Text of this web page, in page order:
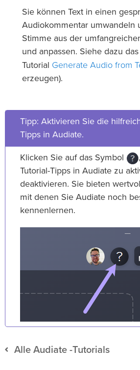
Sie können Text in einen
Audiokommentar umwandeln
Stimme aus der
und anpassen. Siehe dazu
Tutorial Generate Audio from
erzeugen).
Tipp: Aktivieren Sie die
Tipps in Audiate.
Klicken Sie auf das Symbol
Tutorial-Tipps in Audiate zu
deaktivieren. Sie bieten
mit denen Sie Audiate noch
kennenlernen.
Alle Audiate -Tutorials